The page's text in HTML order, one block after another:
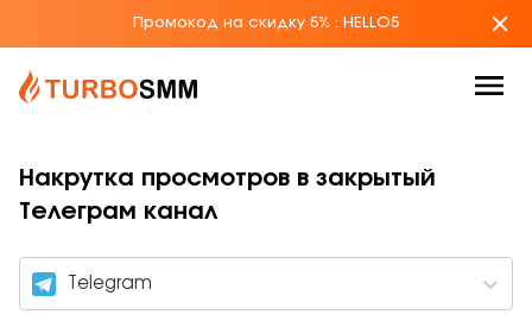
Промокод на скидку 5% : HELLO5
Накрутка просмотров в закрытый
Телеграм канал
Telegram